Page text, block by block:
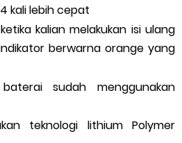
kali lebih cepat
kalian melakukan isi ulang
berwarna orange yang
sudah menggunakan
teknologi lithium Polymer